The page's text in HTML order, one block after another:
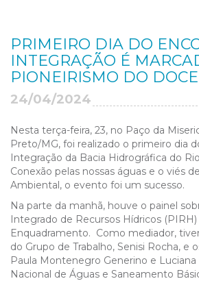
PRIMEIRO DIA DO
INTEGRAÇÃO É
PIONEIRISMO DO DOCE
24/04/2024
Nesta terça-feira, 23, no Paço da
Preto/MG, foi realizado o primeiro dia
Integração da Bacia Hidrográfica do
Conexão pelas nossas águas e o viés
Ambiental, o evento foi um sucesso.
Na parte da manhã, houve o painel
Integrado de Recursos Hídricos
Enquadramento. Como mediador,
do Grupo de Trabalho, Senisi Rocha, e
Paula Montenegro Generino e
Nacional de Águas e Saneamento